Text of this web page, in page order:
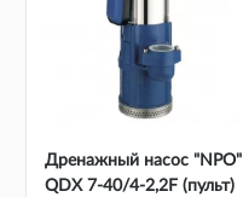
Дренажный насос "NPO"
QDX 7-40/4-2,2F (пульт)